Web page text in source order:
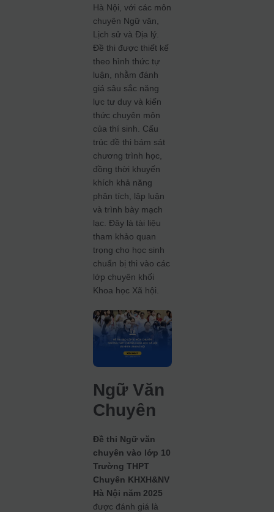
Hà Nội, với các môn
chuyên Ngữ văn,
Lịch sử và Địa lý.
Đề thi được thiết kế
theo hình thức tự
luận, nhằm đánh
giá sâu sắc năng
lực tư duy và kiến
thức chuyên môn
của thí sinh.
Cấu
trúc đề thi bám sát
chương trình học,
đồng thời khuyến
khích khả năng
phân tích, lập luận
và trình bày mạch
lạc. Đây là tài liệu
tham khảo quan
trọng cho học sinh
chuẩn bị thi vào các
lớp chuyên khối
Khoa học Xã hội.
Ngữ Văn
Chuyên
Đề thi Ngữ văn
chuyên vào lớp 10
Trường THPT
Chuyên KHXH&NV
Hà Nội năm 2025
được đánh giá là